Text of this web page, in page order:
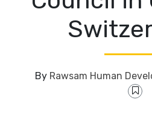
Rawsam Human